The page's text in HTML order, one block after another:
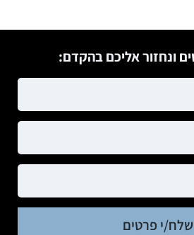
ונחזור אליכם בהקדם:
שלח/י פרטים